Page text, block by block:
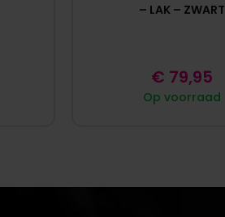
– LAK – ZWART
Op voorraad
€ 79,95